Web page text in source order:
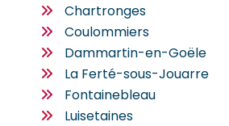
Chartronges
Coulommiers
Dammartin-en-Goële
La Ferté-sous-Jouarre
Fontainebleau
Luisetaines